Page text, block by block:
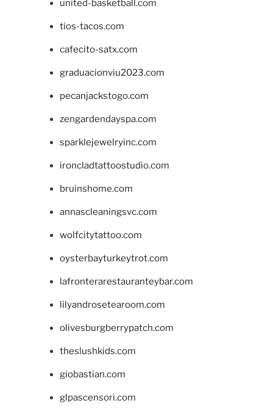
united-basketball.com
tios-tacos.com
cafecito-satx.com
graduacionviu2023.com
pecanjackstogo.com
zengardendayspa.com
sparklejewelryinc.com
ironcladtattoostudio.com
bruinshome.com
annascleaningsvc.com
wolfcitytattoo.com
oysterbayturkeytrot.com
lafronterarestauranteybar.com
lilyandrosetearoom.com
olivesburgberrypatch.com
theslushkids.com
giobastian.com
glpascensori.com